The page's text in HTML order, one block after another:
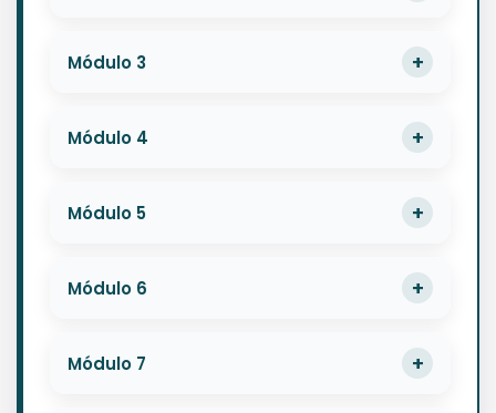
Módulo 3
Módulo 4
Módulo 5
Módulo 6
Módulo 7